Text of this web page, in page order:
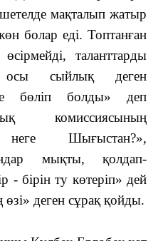
мақталып жатыр
болар еді. Топтанған
таланттарды
сыйлық деген
бөліп болды» деп
комиссиясының
Шығыстан?»,
мықты, қолдап-
- бірін ту көтеріп» дей
деген сұрақ қойды.